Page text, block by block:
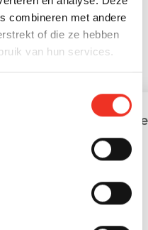
combineren met andere
of die ze hebben
van hun services.